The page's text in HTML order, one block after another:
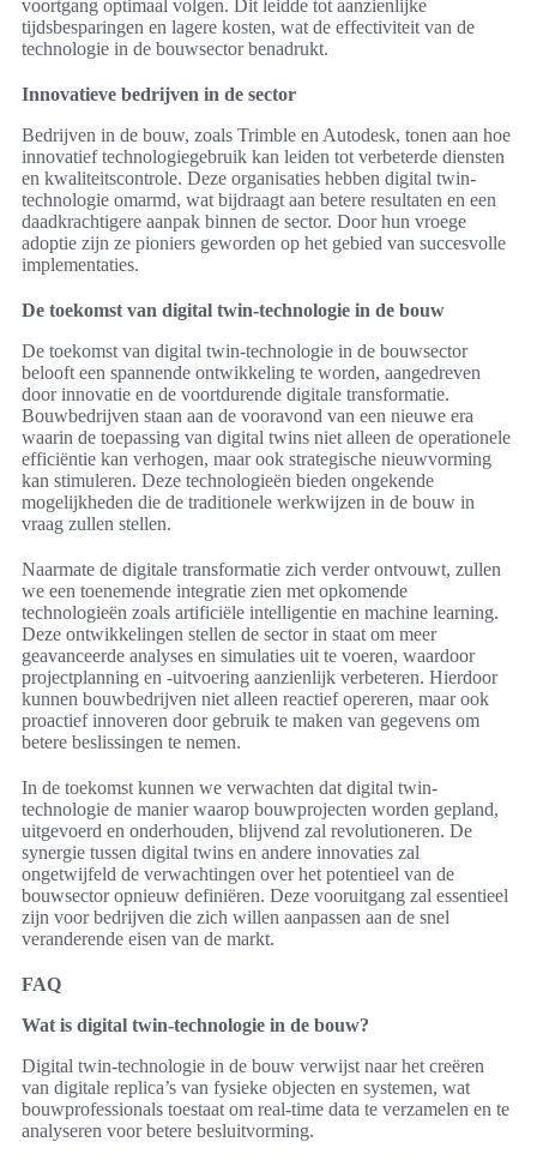
voortgang optimaal volgen. Dit leidde tot aanzienlijke
tijdsbesparingen en lagere kosten, wat de effectiviteit van de
technologie in de bouwsector benadrukt.
Innovatieve bedrijven in de sector
Bedrijven in de bouw, zoals Trimble en Autodesk, tonen aan hoe
innovatief technologiegebruik kan leiden tot verbeterde diensten
en kwaliteitscontrole. Deze organisaties hebben digital twin-
technologie omarmd, wat bijdraagt aan betere resultaten en een
daadkrachtigere aanpak binnen de sector. Door hun vroege
adoptie zijn ze pioniers geworden op het gebied van succesvolle
implementaties.
De toekomst van digital twin-technologie in de bouw
De toekomst van digital twin-technologie in de bouwsector
belooft een spannende ontwikkeling te worden, aangedreven
door innovatie en de voortdurende digitale transformatie.
Bouwbedrijven staan aan de vooravond van een nieuwe era
waarin de toepassing van digital twins niet alleen de operationele
efficiëntie kan verhogen, maar ook strategische nieuwvorming
kan stimuleren. Deze technologieën bieden ongekende
mogelijkheden die de traditionele werkwijzen in de bouw in
vraag zullen stellen.
Naarmate de digitale transformatie zich verder ontvouwt, zullen
we een toenemende integratie zien met opkomende
technologieën zoals artificiële intelligentie en machine learning.
Deze ontwikkelingen stellen de sector in staat om meer
geavanceerde analyses en simulaties uit te voeren, waardoor
projectplanning en -uitvoering aanzienlijk verbeteren. Hierdoor
kunnen bouwbedrijven niet alleen reactief opereren, maar ook
proactief innoveren door gebruik te maken van gegevens om
betere beslissingen te nemen.
In de toekomst kunnen we verwachten dat digital twin-
technologie de manier waarop bouwprojecten worden gepland,
uitgevoerd en onderhouden, blijvend zal revolutioneren. De
synergie tussen digital twins en andere innovaties zal
ongetwijfeld de verwachtingen over het potentieel van de
bouwsector opnieuw definiëren. Deze vooruitgang zal essentieel
zijn voor bedrijven die zich willen aanpassen aan de snel
veranderende eisen van de markt.
FAQ
Wat is digital twin-technologie in de bouw?
Digital twin-technologie in de bouw verwijst naar het creëren
van digitale replica’s van fysieke objecten en systemen, wat
bouwprofessionals toestaat om real-time data te verzamelen en te
analyseren voor betere besluitvorming.